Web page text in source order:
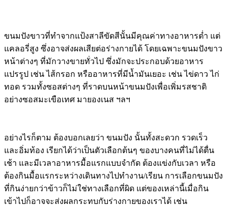
ขนมปังขาวที่ทำจากแป้งสาลีขัดสีนั้นมีคุณค่าทางอาหารต่ำ แต่
แคลอรี่สูง ซึ่งอาจส่งผลเสียต่อร่างกายได้ โดยเฉพาะขนมปังขาว
หน้าต่างๆ ที่มักวางขายทั่วไป ซึ่งมักจะประกอบด้วยอาหาร
แปรรูป เช่น ไส้กรอก หรืออาหารที่มีน้ำมันเยอะ เช่น ไข่ดาว ไก่
ทอด รวมทั้งซอสต่างๆ ที่ราดบนหน้าขนมปังเพื่อเพิ่มรสชาติ
อย่างซอสมะเขือเทศ มายองเนส ฯลฯ
อย่างไรก็ตาม ต้องบอกเลยว่า ขนมปัง นั้นทั้งสะดวก รวดเร็ว
และอิ่มท้อง เรียกได้ว่าเป็นตัวเลือกต้นๆ ของบางคนที่ไม่ได้ตื่น
เช้า และมีเวลาอาหารมื้อแรกแบบจำกัด ต้องแข่งกับเวลา หรือ
ต้องกินมื้อแรกระหว่างเดินทางไปทำงาน/เรียน การเลือกขนมปัง
ที่กินง่ายกว่าข้าวก็ไม่ใช่ทางเลือกที่ผิด แต่ของเหล่านี้เมื่อกิน
เข้าไปก็อาจจะส่งผลกระทบกับร่างกายของเราได้ เช่น